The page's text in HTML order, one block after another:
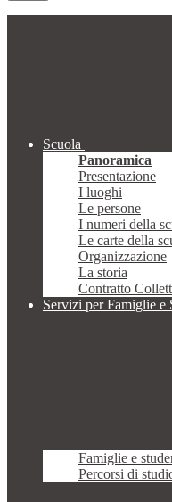
Scuola
Panoramica
Presentazione
I luoghi
Le persone
I numeri della
Le carte della
Organizzazione
La storia
Contratto
Servizi per Famiglie e
Famiglie e
Percorsi di